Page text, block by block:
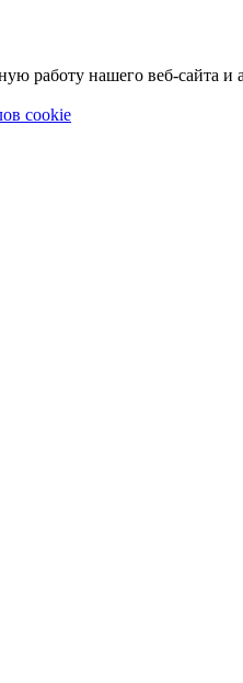
работу нашего веб-сайта и
cookie